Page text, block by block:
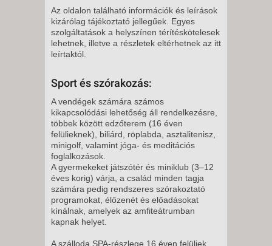
Az oldalon található információk és leírások
kizárólag tájékoztató jellegűek. Egyes
szolgáltatások a helyszínen térítéskötelesek
lehetnek, illetve a részletek eltérhetnek az itt
leírtaktól.
Sport és szórakozás:
A vendégek számára számos
kikapcsolódási lehetőség áll rendelkezésre,
többek között edzőterem (16 éven
felülieknek), biliárd, röplabda, asztalitenisz,
minigolf, valamint jóga- és meditációs
foglalkozások.
A gyermekeket játszótér és miniklub (3–12
éves korig) várja, a család minden tagja
számára pedig rendszeres szórakoztató
programokat, élőzenét és előadásokat
kínálnak, amelyek az amfiteátrumban
kapnak helyet.
A szálloda SPA-részlege 16 éven felüliek